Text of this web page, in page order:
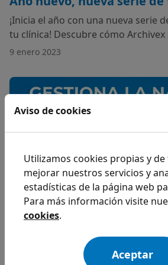
¡Inicia el año con una nueva serie
tu clínica! Descubre cómo
nuestro último blog.
9 enero 2023
Aviso de cookies
Utilizamos cookies propias y
mejorar nuestros servicios y
estadísticas de la página web
Para más información visite
cookies.
Aceptar